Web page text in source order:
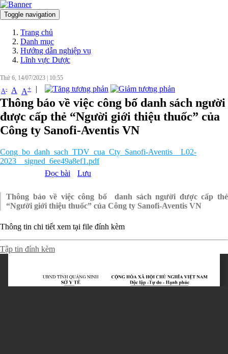
Toggle navigation
Trang chủ
Danh mục
Hướng dẫn nghiệp vụ
Lĩnh vực Dược
Thứ 6, 14/07/2023
10:55
A- A A+ |
Thông báo về việc công bố danh sách người
được cấp thẻ “Người giới thiệu thuốc” của
Công ty Sanofi-Aventis VN
Cong_bo_danh_sach_TDV_cua_Cty_Sanofi-Aventis__L02-
2023__signed_6ee49a8ef1.pdf
Đọc bài
Lưu
Thông báo về việc công bố danh sách người được cấp thẻ
“Người giới thiệu thuốc” của Công ty Sanofi-Aventis VN
Thông tin chi tiết xem tại file đính kèm
Tập tin đính kèm